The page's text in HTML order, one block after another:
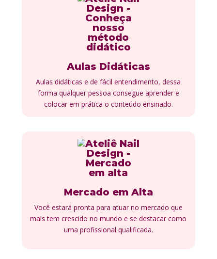
Aulas Didáticas​
Aulas didáticas e de fácil entendimento, dessa
forma qualquer pessoa consegue aprender e
colocar em prática o conteúdo ensinado.
Mercado em Alta​
Você estará pronta para atuar no mercado que
mais tem crescido no mundo e se destacar como
uma profissional qualificada.